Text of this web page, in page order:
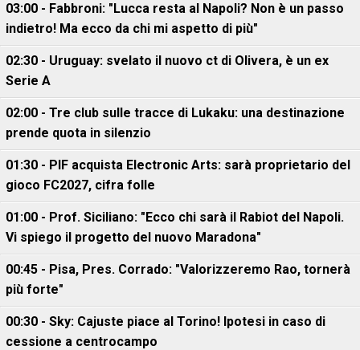
03:00 - Fabbroni: "Lucca resta al Napoli? Non è un passo
indietro! Ma ecco da chi mi aspetto di più"
02:30 - Uruguay: svelato il nuovo ct di Olivera, è un ex
Serie A
02:00 - Tre club sulle tracce di Lukaku: una destinazione
prende quota in silenzio
01:30 - PIF acquista Electronic Arts: sarà proprietario del
gioco FC2027, cifra folle
01:00 - Prof. Siciliano: "Ecco chi sarà il Rabiot del Napoli.
Vi spiego il progetto del nuovo Maradona"
00:45 - Pisa, Pres. Corrado: "Valorizzeremo Rao, tornerà
più forte"
00:30 - Sky: Cajuste piace al Torino! Ipotesi in caso di
cessione a centrocampo